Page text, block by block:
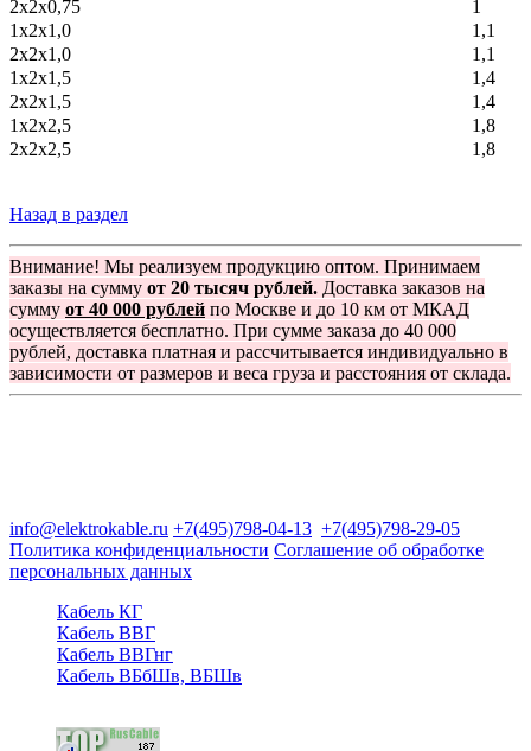
2х2х0,75
1
1х2х1,0
1,1
2х2х1,0
1,1
1х2х1,5
1,4
2х2х1,5
1,4
1х2х2,5
1,8
2х2х2,5
1,8
Назад в раздел
Внимание! Мы реализуем продукцию оптом. Принимаем
заказы на сумму от 20 тысяч рублей. Доставка заказов на
сумму от 40 000 рублей по Москве и до 10 км от МКАД
осуществляется бесплатно. При сумме заказа до 40 000
рублей, доставка платная и рассчитывается индивидуально в
зависимости от размеров и веса груза и расстояния от склада.
info@elektrokable.ru +7(495)798-04-13 +7(495)798-29-05
Политика конфиденциальности Соглашение об обработке
персональных данных
Кабель КГ
Кабель ВВГ
Кабель ВВГнг
Кабель ВБбШв, ВБШв